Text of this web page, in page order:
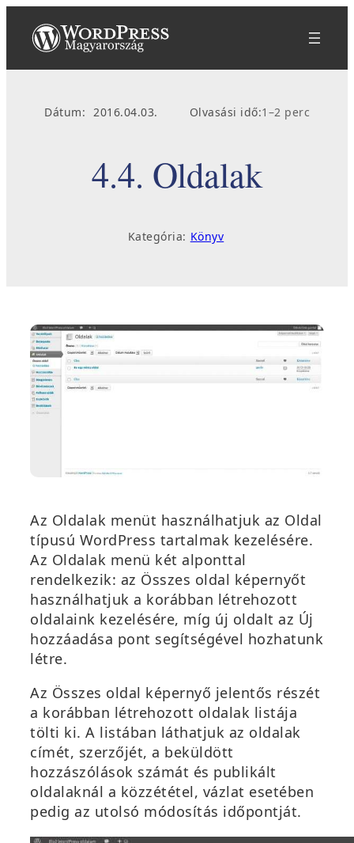
tartalomhoz
Dátum: 2016.04.03. Olvasási idő:1–2 perc
4.4. Oldalak
Kategória: Könyv
Az Oldalak menüt használhatjuk az Oldal
típusú WordPress tartalmak kezelésére.
Az Oldalak menü két alponttal
rendelkezik: az Összes oldal képernyőt
használhatjuk a korábban létrehozott
oldalaink kezelésére, míg új oldalt az Új
hozzáadása pont segítségével hozhatunk
létre.
Az Összes oldal képernyő jelentős részét
a korábban létrehozott oldalak listája
tölti ki. A listában láthatjuk az oldalak
címét, szerzőjét, a beküldött
hozzászólások számát és publikált
oldalaknál a közzététel, vázlat esetében
pedig az utolsó módosítás időpontját.